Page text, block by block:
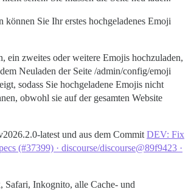
können Sie Ihr erstes hochgeladenes Emoji
ein zweites oder weitere Emojis hochzuladen,
Neuladen der Seite /admin/config/emoji
sodass Sie hochgeladene Emojis nicht
obwohl sie auf der gesamten Website
latest und aus dem Commit DEV: Fix
(#37399) · discourse/discourse@89f9423 ·
Safari, Inkognito, alle Cache- und